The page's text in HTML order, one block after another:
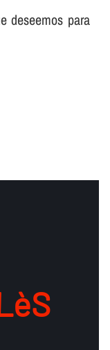
deseemos para